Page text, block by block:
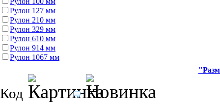
Рулон 127 мм
Рулон 210 мм
Рулон 329 мм
Рулон 610 мм
Рулон 914 мм
Рулон 1067 мм
Код